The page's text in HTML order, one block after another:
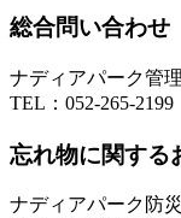
総合問い合わせ
ナディアパーク管
TEL： 052-265-2199
忘れ物に関する
ナディアパーク防